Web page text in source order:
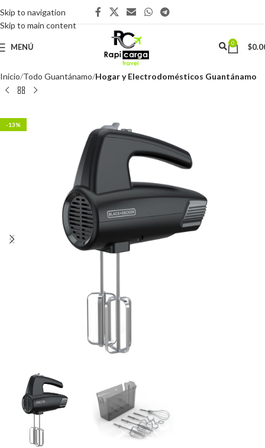
Skip to navigation
Skip to main content
MENÚ 0 $
Inicio Todo Guantánamo Hogar y Electrodomésticos Guantánamo
-13%